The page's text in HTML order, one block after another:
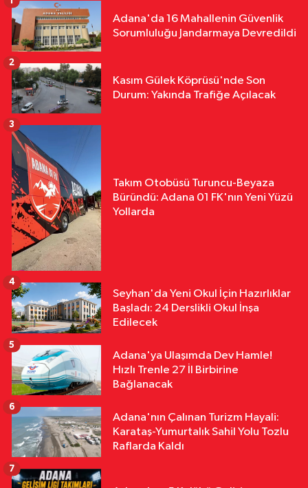
Adana'da 16 Mahallenin Güvenlik
Sorumluluğu Jandarmaya Devredildi
Kasım Gülek Köprüsü'nde Son
Durum: Yakında Trafiğe Açılacak
2
Takım Otobüsü Turuncu-Beyaza
Büründü: Adana 01 FK'nın Yeni Yüzü
Yollarda
3
Seyhan'da Yeni Okul İçin Hazırlıklar
Başladı: 24 Derslikli Okul İnşa
Edilecek
4
Adana'ya Ulaşımda Dev Hamle!
Hızlı Trenle 27 İl Birbirine
Bağlanacak
5
Adana'nın Çalınan Turizm Hayali:
Karataş-Yumurtalık Sahil Yolu Tozlu
Raflarda Kaldı
6
7